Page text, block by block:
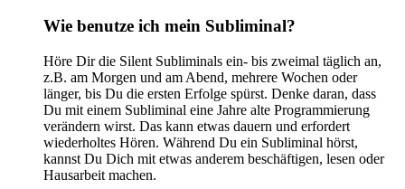
Wie benutze ich mein Subliminal?
Höre Dir die Silent Subliminals ein- bis zweimal täglich an,
z.B. am Morgen und am Abend, mehrere Wochen oder
länger, bis Du die ersten Erfolge spürst. Denke daran, dass
Du mit einem Subliminal eine Jahre alte Programmierung
verändern wirst. Das kann etwas dauern und erfordert
wiederholtes Hören. Während Du ein Subliminal hörst,
kannst Du Dich mit etwas anderem beschäftigen, lesen oder
Hausarbeit machen.